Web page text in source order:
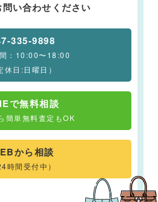
問い合わせください
335-9898
：10:00〜18:00
休日:日曜日）
で無料相談
簡単無料査定もOK
から相談
時間受付中）